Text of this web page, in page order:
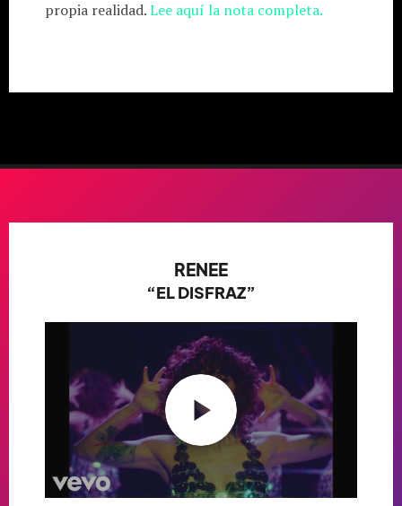
propia realidad.Lee aquí la nota completa.
RENEE
“EL DISFRAZ”